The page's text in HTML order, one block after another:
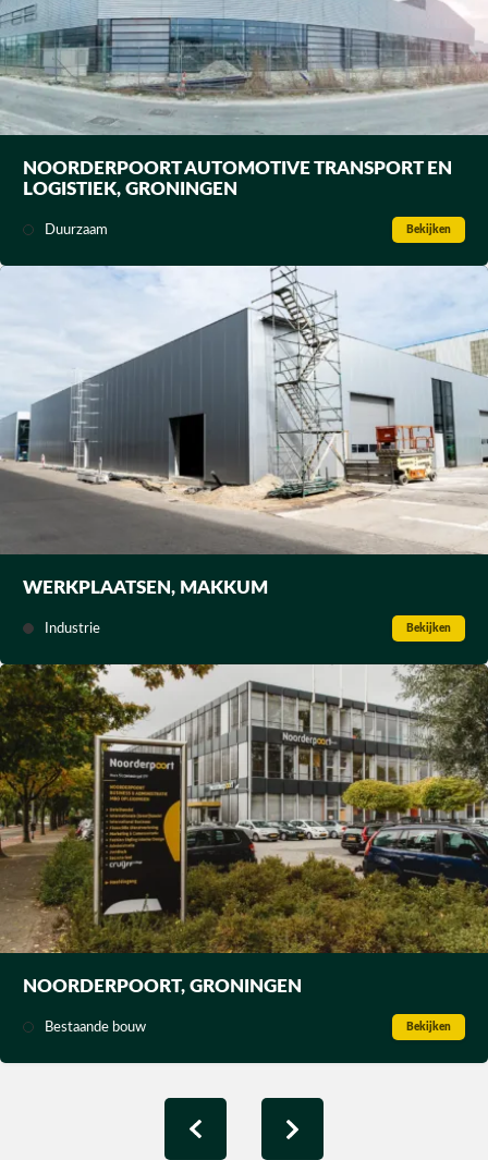
NOORDERPOORT AUTOMOTIVE TRANSPORT EN
LOGISTIEK, GRONINGEN
Duurzaam Bekijken
WERKPLAATSEN, MAKKUM
Industrie Bekijken
NOORDERPOORT, GRONINGEN
Bestaande bouw Bekijken